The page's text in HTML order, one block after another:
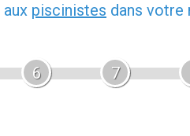
aux piscinistes dans votre
6 7